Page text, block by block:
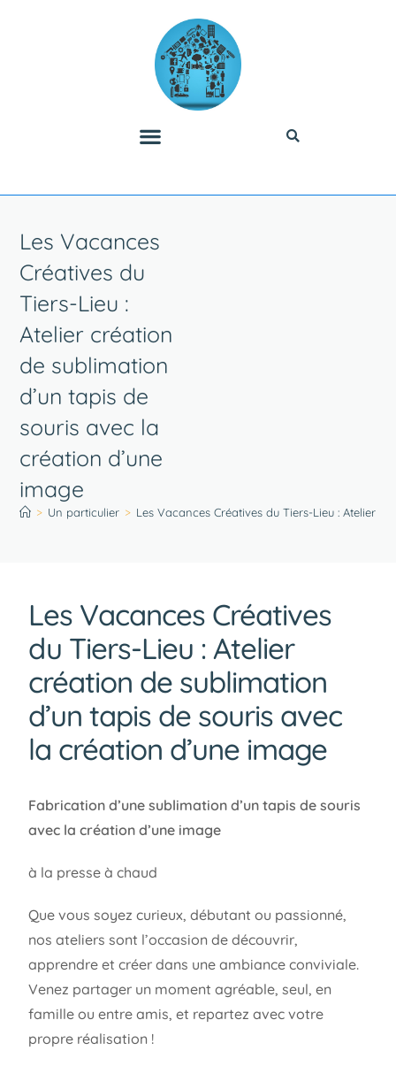
Les Vacances
Créatives du
Tiers-Lieu :
Atelier création
de sublimation
d’un tapis de
souris avec la
création d’une
image
> Un particulier > Les Vacances Créatives du Tiers-Lieu : Atelier
Les Vacances Créatives
du Tiers-Lieu : Atelier
création de sublimation
d’un tapis de souris avec
la création d’une image
Fabrication d’une sublimation d’un tapis de souris
avec la création d’une image
à la presse à chaud
Que vous soyez curieux, débutant ou passionné,
nos ateliers sont l’occasion de découvrir,
apprendre et créer dans une ambiance conviviale.
Venez partager un moment agréable, seul, en
famille ou entre amis, et repartez avec votre
propre réalisation !